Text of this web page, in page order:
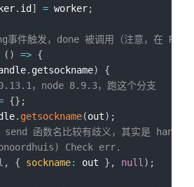
. id ] = worker;
件触发，done 被调用（注意，在
( ) => {
. getsockname)
{
，node 8.9.3，跑这个分支
{} ;
. getsockname(out) ;
函数名比较有歧义，其实是
Check err.
, { sockname: out } , null ) ;